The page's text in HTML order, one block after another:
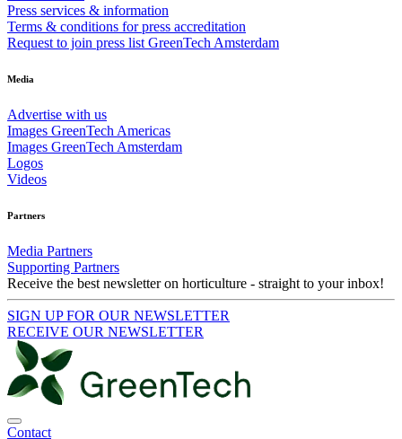
Press services & information
Terms & conditions for press accreditation
Request to join press list GreenTech Amsterdam
Media
Advertise with us
Images GreenTech Americas
Images GreenTech Amsterdam
Logos
Videos
Partners
Media Partners
Supporting Partners
Receive the best newsletter on horticulture - straight to your inbox!
SIGN UP FOR OUR NEWSLETTER
RECEIVE OUR NEWSLETTER
Contact